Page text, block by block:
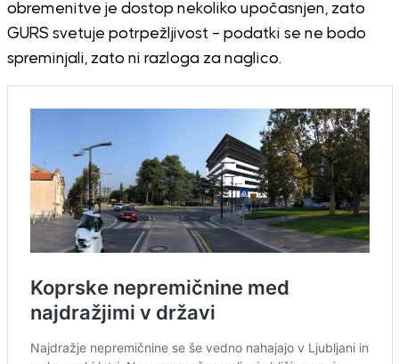
obremenitve je dostop nekoliko upočasnjen, zato
GURS svetuje potrpežljivost – podatki se ne bodo
spreminjali, zato ni razloga za naglico.